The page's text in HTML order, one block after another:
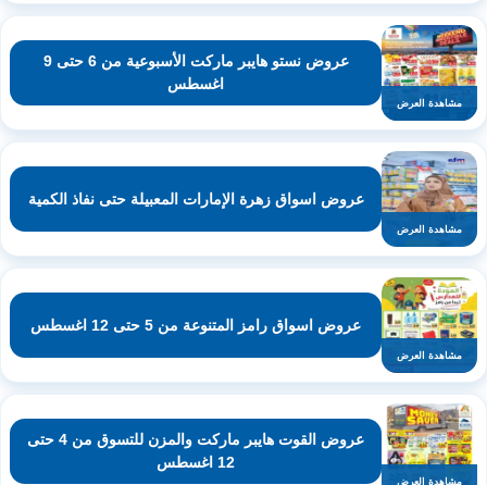
مشاهدة العرض
عروض نستو هايبر ماركت الأسبوعية من 6 حتى 9
اغسطس
مشاهدة العرض
عروض اسواق زهرة الإمارات المعبيلة حتى نفاذ الكمية
مشاهدة العرض
عروض اسواق رامز المتنوعة من 5 حتى 12 اغسطس
مشاهدة العرض
عروض القوت هايبر ماركت والمزن للتسوق من 4 حتى
12 اغسطس